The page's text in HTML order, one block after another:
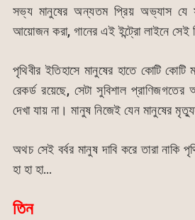
সভ্য মানুষের অন্যতম প্রিয় অভ্যাস যে
আয়োজন করা, গানের এই ইন্ট্রো লাইনে সেই
পৃথিবীর ইতিহাসে মানুষের হাতে কোটি
রেকর্ড রয়েছে, সেটা সুবিশাল
দেখা যায় না। মানুষ নিজেই যেন মানুষের
অথচ সেই বর্বর মানুষ দাবি করে তারা নাকি
হা হা হা…
তিন